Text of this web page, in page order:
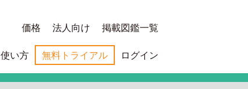
価格 法人向け 掲載図鑑一覧
使い方 無料トライアル ログイン